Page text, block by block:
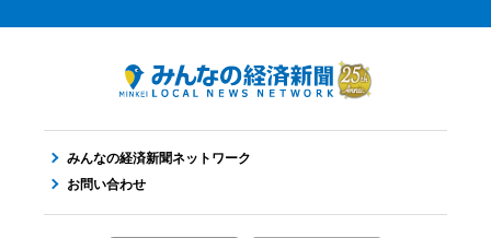
みんなの経済新聞ネットワーク
お問い合わせ